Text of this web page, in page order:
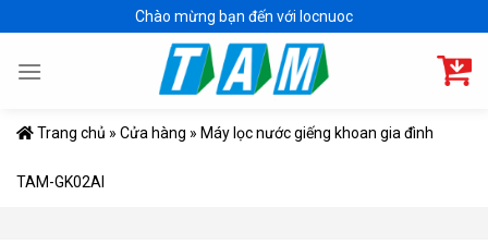
to
content
Chào mừng bạn đến với locnuoc
Trang chủ » Cửa hàng » Máy lọc nước giếng khoan gia đình
TAM-GK02AI